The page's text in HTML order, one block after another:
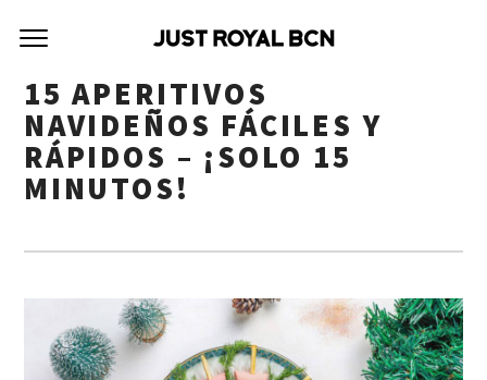
15 APERITIVOS
NAVIDEÑOS FÁCILES Y
RÁPIDOS – ¡SOLO 15
MINUTOS!